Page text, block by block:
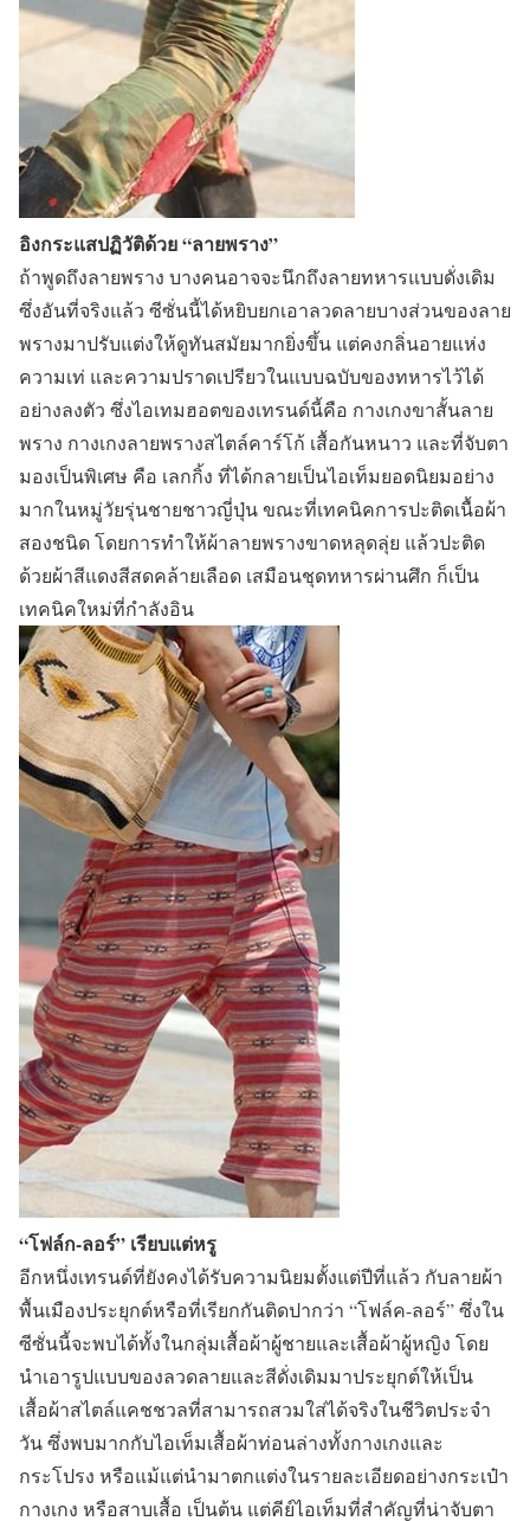
อิงกระแสปฏิวัติด้วย “ลายพราง”
ถ้าพูดถึงลายพราง บางคนอาจจะนึกถึงลายทหารแบบดั่งเดิม
ซึ่งอันที่จริงแล้ว ซีซั่นนี้ได้หยิบยกเอาลวดลายบางส่วนของลาย
พรางมาปรับแต่งให้ดูทันสมัยมากยิ่งขึ้น แต่คงกลิ่นอายแห่ง
ความเท่ และความปราดเปรียวในแบบฉบับของทหารไว้ได้
อย่างลงตัว ซึ่งไอเทมฮอตของเทรนด์นี้คือ กางเกงขาสั้นลาย
พราง กางเกงลายพรางสไตล์คาร์โก้ เสื้อกันหนาว และที่จับตา
มองเป็นพิเศษ คือ เลกกิ้ง ที่ได้กลายเป็นไอเท็มยอดนิยมอย่าง
มากในหมู่วัยรุ่นชายชาวญี่ปุ่น ขณะที่เทคนิคการปะติดเนื้อผ้า
สองชนิด โดยการทำให้ผ้าลายพรางขาดหลุดลุ่ย แล้วปะติด
ด้วยผ้าสีแดงสีสดคล้ายเลือด เสมือนชุดทหารผ่านศึก ก็เป็น
เทคนิคใหม่ที่กำลังอิน
“โฟล์ก-ลอร์” เรียบแต่หรู
อีกหนึ่งเทรนด์ที่ยังคงได้รับความนิยมตั้งแต่ปีที่แล้ว กับลายผ้า
พื้นเมืองประยุกต์หรือที่เรียกกันติดปากว่า “โฟล์ค-ลอร์” ซึ่งใน
ซีซั่นนี้จะพบได้ทั้งในกลุ่มเสื้อผ้าผู้ชายและเสื้อผ้าผู้หญิง โดย
นำเอารูปแบบของลวดลายและสีดั่งเดิมมาประยุกต์ให้เป็น
เสื้อผ้าสไตล์แคชชวลที่สามารถสวมใส่ได้จริงในชีวิตประจำ
วัน ซึ่งพบมากกับไอเท็มเสื้อผ้าท่อนล่างทั้งกางเกงและ
กระโปรง หรือแม้แต่นำมาตกแต่งในรายละเอียดอย่างกระเป๋า
กางเกง หรือสาบเสื้อ เป็นต้น แต่คีย์ไอเท็มที่สำคัญที่น่าจับตา